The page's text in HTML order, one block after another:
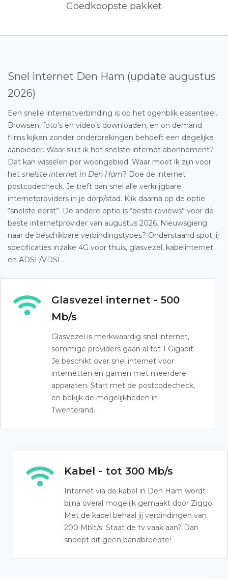
Goedkoopste pakket
Snel internet Den Ham (update augustus
2026)
Een snelle internetverbinding is op het ogenblik essentieel.
Browsen, foto’s en video’s downloaden, en on demand
films kijken zonder onderbrekingen behoeft een degelijke
aanbieder. Waar sluit ik het snelste internet abonnement?
Dat kan wisselen per woongebied. Waar moet ik zijn voor
het snelste internet in Den Ham? Doe de internet
postcodecheck. Je treft dan snel alle verkrijgbare
internetproviders in je dorp/stad. Klik daarna op de optie
“snelste eerst”. De andere optie is “beste reviews” voor de
beste internetprovider van augustus 2026. Nieuwsgierig
naar de beschikbare verbindingstypes? Onderstaand spot jij
specificaties inzake 4G voor thuis, glasvezel, kabelinternet
en ADSL/VDSL.
Glasvezel internet - 500
Mb/s
Glasvezel is merkwaardig snel internet,
sommige providers gaan al tot 1 Gigabit.
Je beschikt over snel internet voor
internetten en gamen met meerdere
apparaten. Start met de postcodecheck,
en bekijk de mogelijkheden in
Twenterand.
Kabel - tot 300 Mb/s
Internet via de kabel in Den Ham wordt
bijna overal mogelijk gemaakt door Ziggo.
Met de kabel behaal jij verbindingen van
200 Mbit/s. Staat de tv vaak aan? Dan
snoept dit geen bandbreedte!